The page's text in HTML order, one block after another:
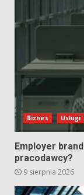
Biznes Usługi
Employer
pracodawcy?
9 sierpnia 2026